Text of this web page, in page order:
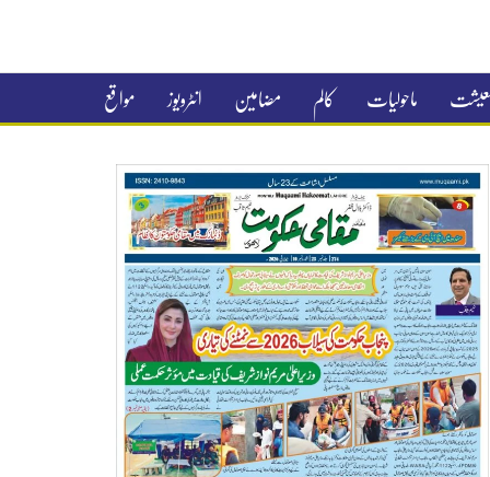
معیشت ماحولیات کالم مضامین انٹرویوز مواقع